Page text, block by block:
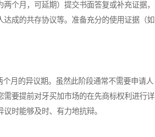
个月，可延期）提交书面答复或补充证据，
成的共存协议等。准备充分的使用证据（如
月的异议期。虽然此阶段通常不需要申请人
要提前对牙买加市场的在先商标权利进行详
时能够及时、有力地抗辩。